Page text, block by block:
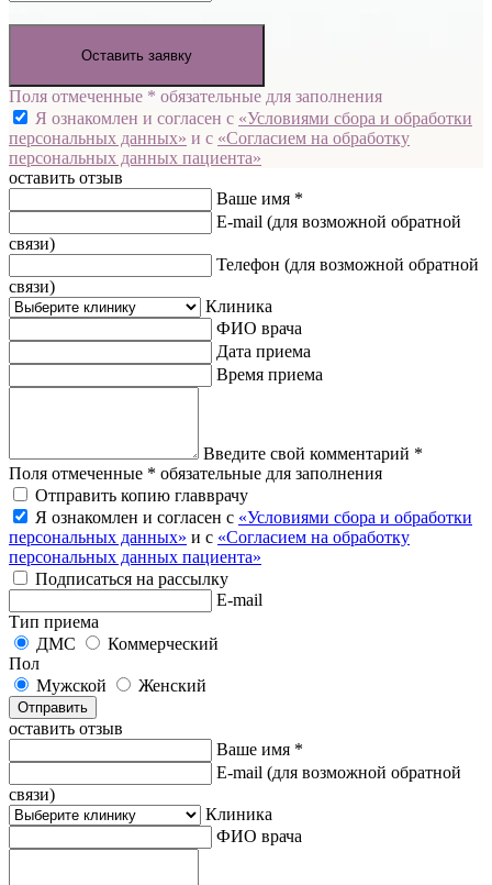
Оставить заявку
Поля отмеченные * обязательные для заполнения
Я ознакомлен и согласен с «Условиями сбора и обработки
персональных данных» и с «Согласием на обработку
персональных данных пациента»
оставить отзыв
Ваше имя *
E-mail (для возможной обратной
связи)
Телефон (для возможной обратной
связи)
Клиника
ФИО врача
Дата приема
Время приема
Введите свой комментарий *
Поля отмеченные * обязательные для заполнения
Отправить копию главврачу
Я ознакомлен и согласен с «Условиями сбора и обработки
персональных данных» и с «Согласием на обработку
персональных данных пациента»
Подписаться на рассылку
E-mail
Тип приема
ДМС
Коммерческий
Пол
Мужской
Женский
Отправить
оставить отзыв
Ваше имя *
E-mail (для возможной обратной
связи)
Клиника
ФИО врача